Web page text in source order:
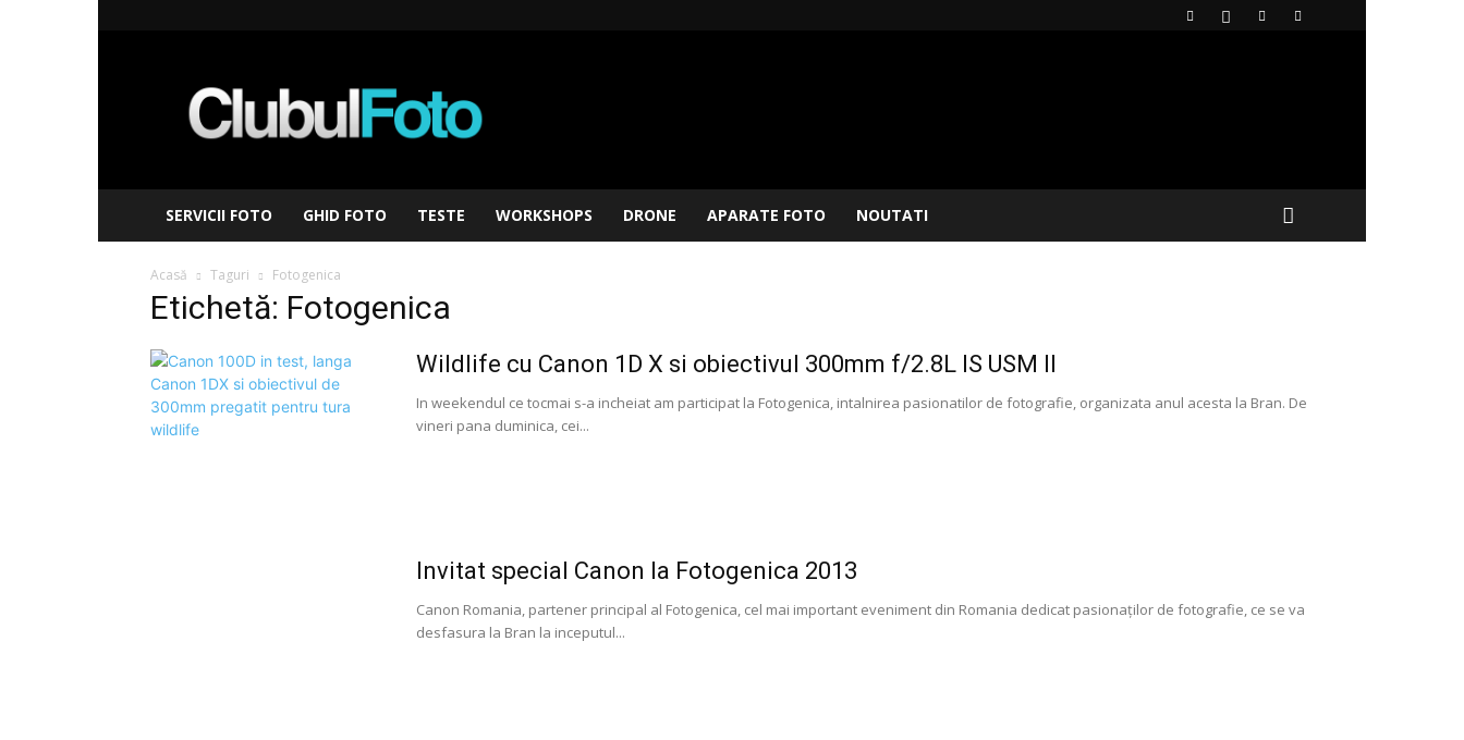
Foto
SERVICII FOTO GHID FOTO TESTE WORKSHOPS DRONE APARATE FOTO NOUTATI
Acasă Taguri Fotogenica
Etichetă: Fotogenica
Wildlife cu Canon 1D X si obiectivul 300mm f/2.8L IS USM II
In weekendul ce tocmai s-a incheiat am participat la Fotogenica, intalnirea pasionatilor de fotografie, organizata anul acesta la Bran. De
vineri pana duminica, cei...
Invitat special Canon la Fotogenica 2013
Canon Romania, partener principal al Fotogenica, cel mai important eveniment din Romania dedicat pasionaţilor de fotografie, ce se va
desfasura la Bran la inceputul...